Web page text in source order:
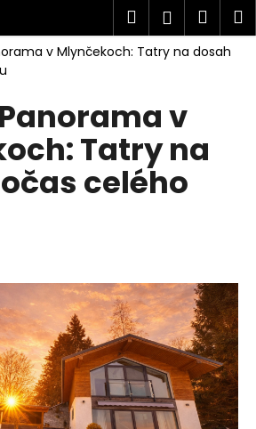
Hľadať
košík
v Mlynčekoch: Tatry na dosah
v
Tatry na
celého